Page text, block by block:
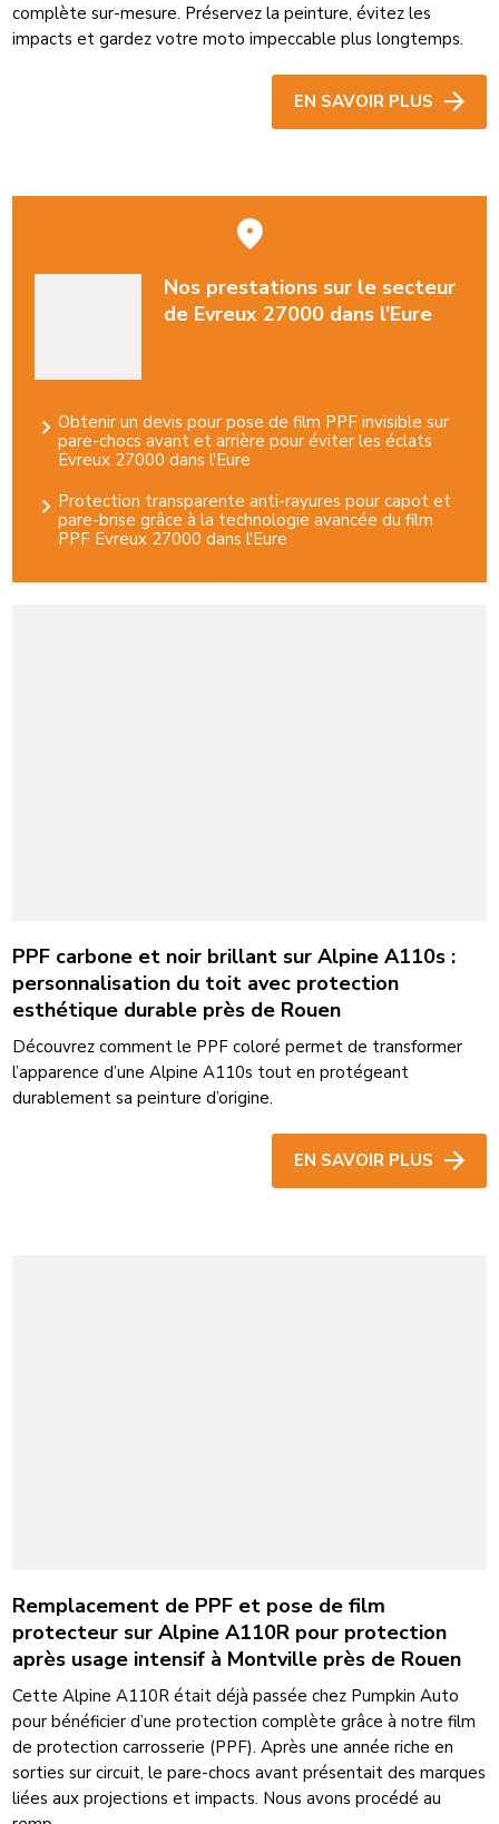
complète sur-mesure. Préservez la peinture, évitez les
impacts et gardez votre moto impeccable plus longtemps.
EN SAVOIR PLUS
Nos prestations sur le secteur
de Evreux 27000 dans l'Eure
Obtenir un devis pour pose de film PPF invisible sur
pare-chocs avant et arrière pour éviter les éclats
Evreux 27000 dans l'Eure
Protection transparente anti-rayures pour capot et
pare-brise grâce à la technologie avancée du film
PPF Evreux 27000 dans l'Eure
PPF carbone et noir brillant sur Alpine A110s :
personnalisation du toit avec protection
esthétique durable près de Rouen
Découvrez comment le PPF coloré permet de transformer
l’apparence d’une Alpine A110s tout en protégeant
durablement sa peinture d’origine.
EN SAVOIR PLUS
Remplacement de PPF et pose de film
protecteur sur Alpine A110R pour protection
après usage intensif à Montville près de Rouen
Cette Alpine A110R était déjà passée chez Pumpkin Auto
pour bénéficier d’une protection complète grâce à notre film
de protection carrosserie (PPF). Après une année riche en
sorties sur circuit, le pare-chocs avant présentait des marques
liées aux projections et impacts. Nous avons procédé au